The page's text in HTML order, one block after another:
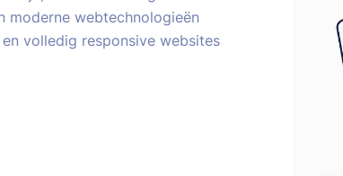
moderne webtechnologieën
volledig responsive websites